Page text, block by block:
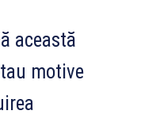
această
motive